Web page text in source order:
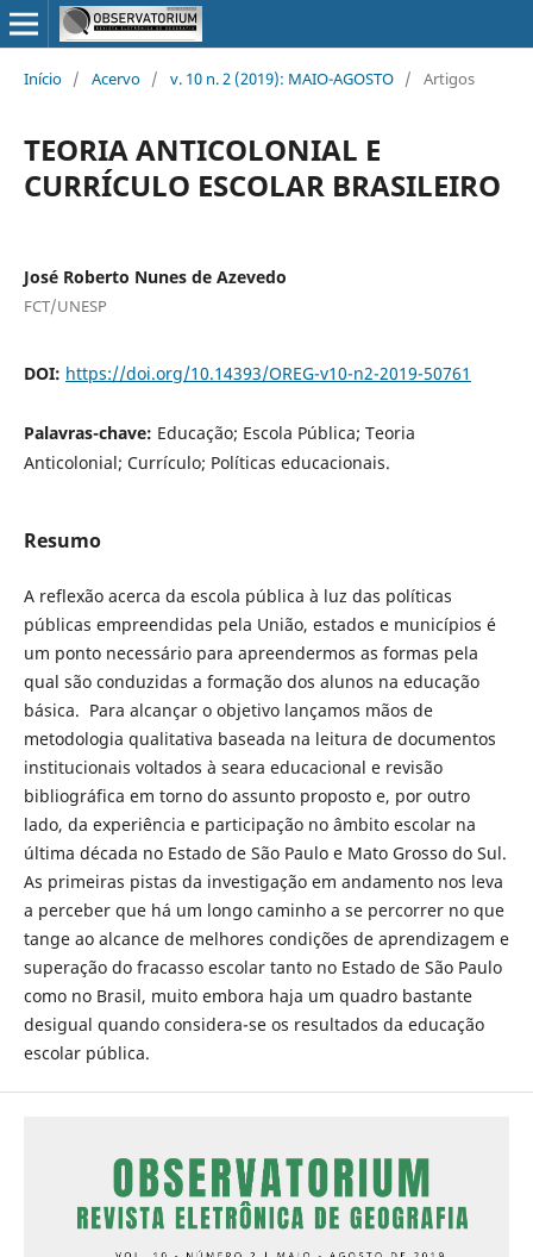
Início / Acervo / v. 10 n. 2 (2019): MAIO-AGOSTO / Artigos
TEORIA ANTICOLONIAL E
CURRÍCULO ESCOLAR BRASILEIRO
José Roberto Nunes de Azevedo
FCT/UNESP
DOI: https://doi.org/10.14393/OREG-v10-n2-2019-50761
Palavras-chave: Educação; Escola Pública; Teoria
Anticolonial; Currículo; Políticas educacionais.
Resumo
A reflexão acerca da escola pública à luz das políticas
públicas empreendidas pela União, estados e municípios é
um ponto necessário para apreendermos as formas pela
qual são conduzidas a formação dos alunos na educação
básica. Para alcançar o objetivo lançamos mãos de
metodologia qualitativa baseada na leitura de documentos
institucionais voltados à seara educacional e revisão
bibliográfica em torno do assunto proposto e, por outro
lado, da experiência e participação no âmbito escolar na
última década no Estado de São Paulo e Mato Grosso do Sul.
As primeiras pistas da investigação em andamento nos leva
a perceber que há um longo caminho a se percorrer no que
tange ao alcance de melhores condições de aprendizagem e
superação do fracasso escolar tanto no Estado de São Paulo
como no Brasil, muito embora haja um quadro bastante
desigual quando considera-se os resultados da educação
escolar pública.